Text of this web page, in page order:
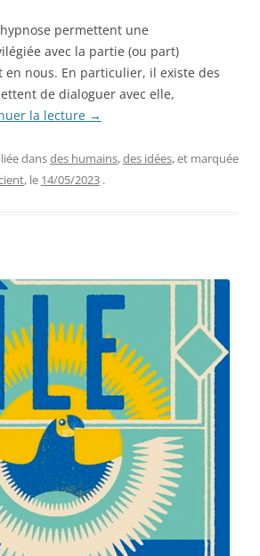
permettent une
avec la partie (ou part)
en nous. En particulier, il existe des
de dialoguer avec elle,
la lecture →
dansdes humains,des idées, et marquée
, le 14/05/2023 .